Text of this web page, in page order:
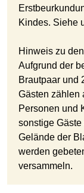
Kindes. Siehe
Hinweis zu
Aufgrund der
Brautpaar und
Gästen zählen
Personen und
sonstige
Gelände der
werden
versammeln.